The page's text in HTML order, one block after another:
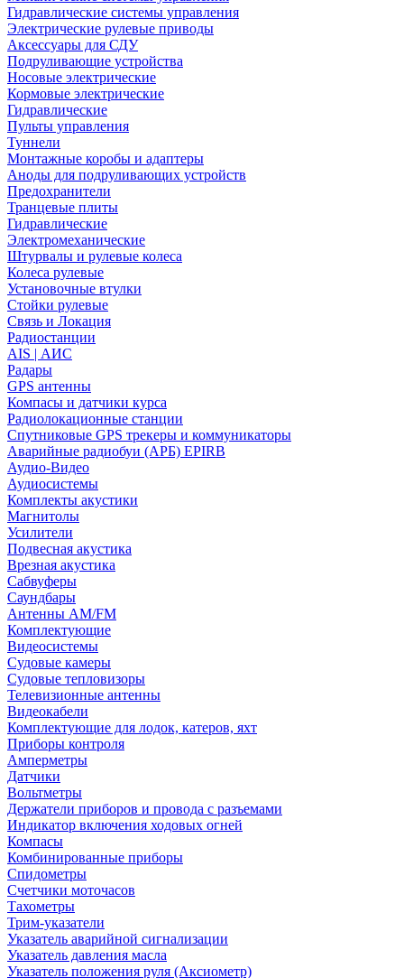
Гидравлические системы управления
Электрические рулевые приводы
Аксессуары для СДУ
Подруливающие устройства
Носовые электрические
Кормовые электрические
Гидравлические
Пульты управления
Туннели
Монтажные коробы и адаптеры
Аноды для подруливающих устройств
Предохранители
Транцевые плиты
Гидравлические
Электромеханические
Штурвалы и рулевые колеса
Колеса рулевые
Установочные втулки
Стойки рулевые
Связь и Локация
Радиостанции
AIS | АИС
Радары
GPS антенны
Компасы и датчики курса
Радиолокационные станции
Спутниковые GPS трекеры и коммуникаторы
Аварийные радиобуи (АРБ) EPIRB
Аудио-Видео
Аудиосистемы
Комплекты акустики
Магнитолы
Усилители
Подвесная акустика
Врезная акустика
Сабвуферы
Саундбары
Антенны AM/FM
Комплектующие
Видеосистемы
Судовые камеры
Cудовые тепловизоры
Телевизионные антенны
Видеокабели
Комплектующие для лодок, катеров, яхт
Приборы контроля
Амперметры
Датчики
Вольтметры
Держатели приборов и провода с разъемами
Индикатор включения ходовых огней
Компасы
Комбинированные приборы
Спидометры
Счетчики моточасов
Тахометры
Трим-указатели
Указатель аварийной сигнализации
Указатель давления масла
Указатель положения руля (Аксиометр)